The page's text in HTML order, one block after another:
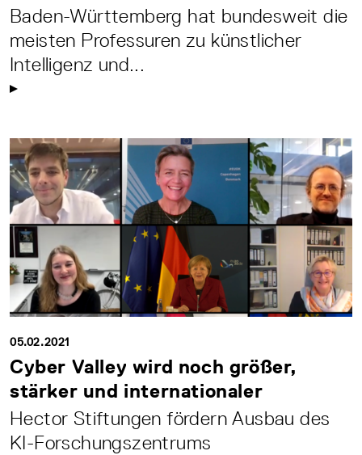
Baden-Württemberg hat bundesweit die
meisten Professuren zu künstlicher
Intelligenz und...
05.02.2021
Cyber Valley wird noch größer,
stärker und internationaler
Hector Stiftungen fördern Ausbau des
KI-Forschungszentrums